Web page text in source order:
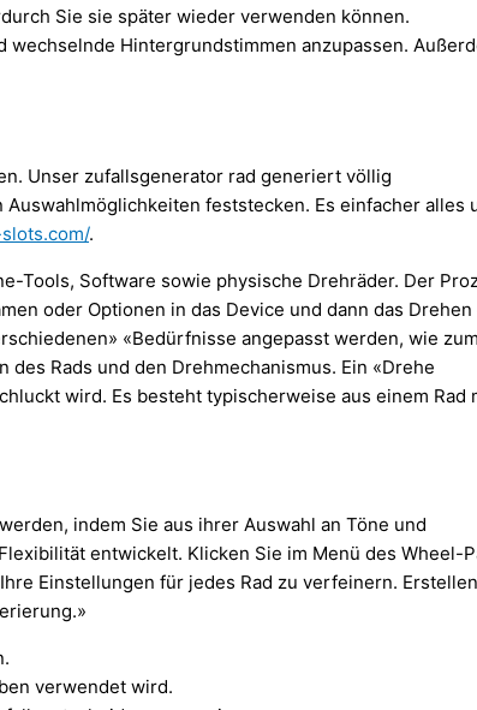
Sie sie später wieder verwenden können.
Hintergrundstimmen anzupassen.
Unser zufallsgenerator rad generiert völlig
feststecken. Es einfacher alles
.
Tools, Software sowie physische Drehräder. Der
oder Optionen in das Device und dann das Drehen
«Bedürfnisse angepasst werden, wie zum
Rads und den Drehmechanismus. Ein «Drehe
wird. Es besteht typischerweise aus einem Rad
indem Sie aus ihrer Auswahl an Töne und
entwickelt. Klicken Sie im Menü des Wheel-
Einstellungen für jedes Rad zu verfeinern.
verwendet wird.